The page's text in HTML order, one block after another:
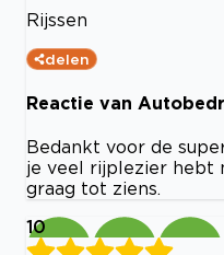
Rijssen
delen
Reactie van
Bedankt voor de
je veel rijplezier hebt
graag tot ziens.
10